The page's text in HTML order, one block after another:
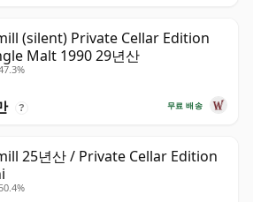
(silent) Private Cellar Edition
Malt 1990 29년산
무료 배송
?
25년산 / Private Cellar Edition